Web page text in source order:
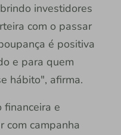
investidores
com o passar
é positiva
e para quem
hábito", afirma.
financeira e
com campanha